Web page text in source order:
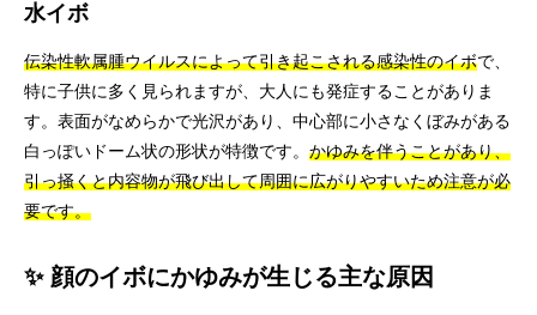
水イボ
伝染性軟属腫ウイルスによって引き起こされる感染性のイボで、
特に子供に多く見られますが、大人にも発症することがありま
す。表面がなめらかで光沢があり、中心部に小さなくぼみがある
白っぽいドーム状の形状が特徴です。 かゆみを伴うことがあり、
引っ掻くと内容物が飛び出して周囲に広がりやすいため注意が必
要です。
✨ 顔のイボにかゆみが生じる主な原因